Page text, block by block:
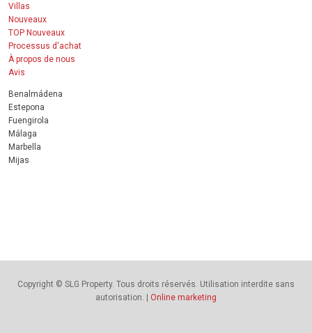
Villas
Nouveaux
TOP Nouveaux
Processus d'achat
À propos de nous
Avis
Benalmádena
Estepona
Fuengirola
Málaga
Marbella
Mijas
Copyright © SLG Property. Tous droits réservés. Utilisation interdite sans
autorisation. | Online marketing